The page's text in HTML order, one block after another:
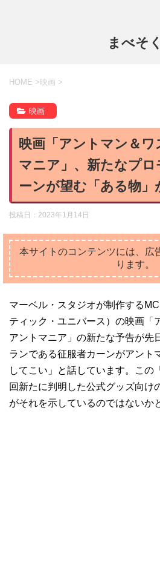
まべそく
HOME > 映画 >
映画
映画「アントマン＆ワ
マニア」、新たなプ
ーンが望む「ある物」
投稿日： 2023年1月14日
本サイトのコンテンツには、広
ります。
マーベル・スタジオが制作する
ティック・ユニバース）の映画「
アントマニア」の新たな予告が先
ランである征服者カーンがアント
してこい」と話しています。この
回新たに判明した公式グッズ向け
がそれを示しているのではないか